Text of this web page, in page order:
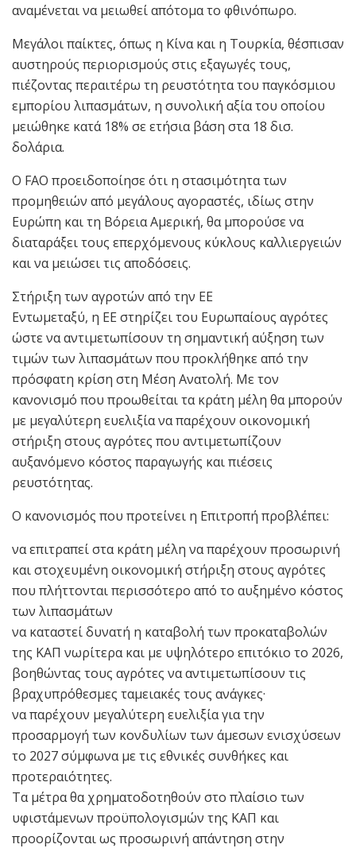
αναμένεται να μειωθεί απότομα το φθινόπωρο.
Μεγάλοι παίκτες, όπως η Κίνα και η Τουρκία, θέσπισαν
αυστηρούς περιορισμούς στις εξαγωγές τους,
πιέζοντας περαιτέρω τη ρευστότητα του παγκόσμιου
εμπορίου λιπασμάτων, η συνολική αξία του οποίου
μειώθηκε κατά 18% σε ετήσια βάση στα 18 δισ.
δολάρια.
Ο FAO προειδοποίησε ότι η στασιμότητα των
προμηθειών από μεγάλους αγοραστές, ιδίως στην
Ευρώπη και τη Βόρεια Αμερική, θα μπορούσε να
διαταράξει τους επερχόμενους κύκλους καλλιεργειών
και να μειώσει τις αποδόσεις.
Στήριξη των αγροτών από την ΕΕ
Εντωμεταξύ, η ΕΕ στηρίζει του Ευρωπαίους αγρότες
ώστε να αντιμετωπίσουν τη σημαντική αύξηση των
τιμών των λιπασμάτων που προκλήθηκε από την
πρόσφατη κρίση στη Μέση Ανατολή. Με τον
κανονισμό που προωθείται τα κράτη μέλη θα μπορούν
με μεγαλύτερη ευελιξία να παρέχουν οικονομική
στήριξη στους αγρότες που αντιμετωπίζουν
αυξανόμενο κόστος παραγωγής και πιέσεις
ρευστότητας.
Ο κανονισμός που προτείνει η Επιτροπή προβλέπει:
να επιτραπεί στα κράτη μέλη να παρέχουν προσωρινή
και στοχευμένη οικονομική στήριξη στους αγρότες
που πλήττονται περισσότερο από το αυξημένο κόστος
των λιπασμάτων
να καταστεί δυνατή η καταβολή των προκαταβολών
της ΚΑΠ νωρίτερα και με υψηλότερο επιτόκιο το 2026,
βοηθώντας τους αγρότες να αντιμετωπίσουν τις
βραχυπρόθεσμες ταμειακές τους ανάγκες·
να παρέχουν μεγαλύτερη ευελιξία για την
προσαρμογή των κονδυλίων των άμεσων ενισχύσεων
το 2027 σύμφωνα με τις εθνικές συνθήκες και
προτεραιότητες.
Τα μέτρα θα χρηματοδοτηθούν στο πλαίσιο των
υφιστάμενων προϋπολογισμών της ΚΑΠ και
προορίζονται ως προσωρινή απάντηση στην